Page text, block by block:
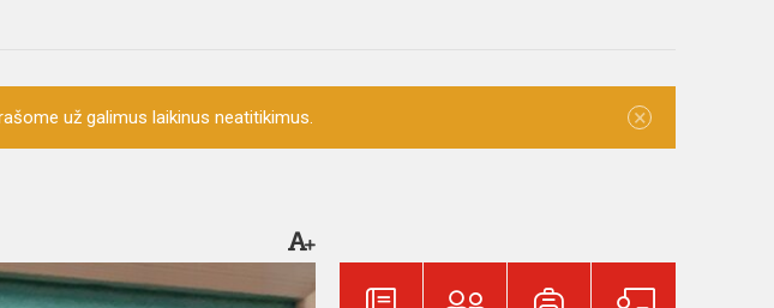
už galimus laikinus neatitikimus. ×